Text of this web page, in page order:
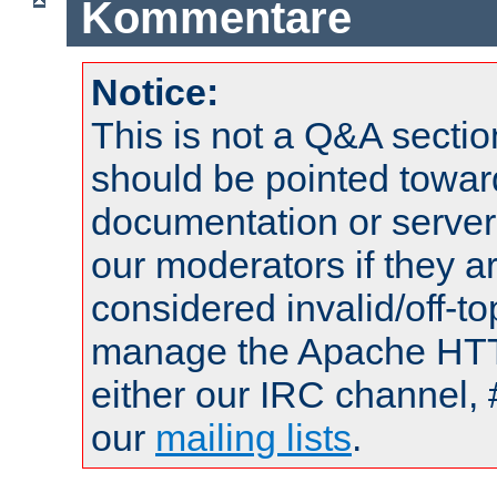
Kommentare
Notice:
This is not a Q&A
should be pointed
documentation or
our moderators if they
considered invalid/off-
manage the Apache
either our IRC channel,
our mailing lists.